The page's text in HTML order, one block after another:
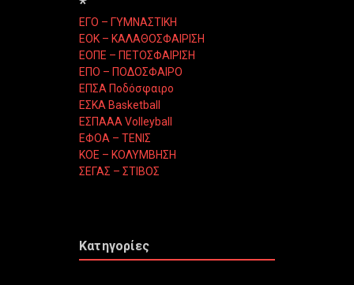
ΕΓΟ – ΓΥΜΝΑΣΤΙΚΗ
ΕΟΚ – ΚΑΛΑΘΟΣΦΑΙΡΙΣΗ
ΕΟΠΕ – ΠΕΤΟΣΦΑΙΡΙΣΗ
ΕΠΟ – ΠΟΔΟΣΦΑΙΡΟ
ΕΠΣΑ Ποδόσφαιρο
ΕΣΚΑ Basketball
ΕΣΠΑΑΑ Volleyball
ΕΦΟΑ – ΤΕΝΙΣ
ΚΟΕ – ΚΟΛΥΜΒΗΣΗ
ΣΕΓΑΣ – ΣΤΙΒΟΣ
Κατηγορίες